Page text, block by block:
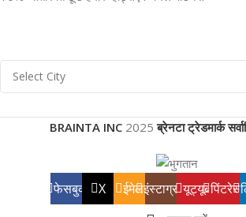
BRAINTA INC 2025ब्रेनटा ट्रेडमार्क
फेसबुक X ईमेलइंस्टाग्रामयूट्यूबपिंटरेस्ट